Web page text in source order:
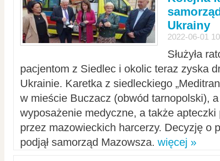
Ukrainy
2022-06-01
Służyła
pacjentom z Siedlec i okolic teraz zyska
Ukrainie. Karetka z siedleckiego
w mieście Buczacz (obwód tarnopolski),
wyposażenie medyczne, a także apteczki
przez mazowieckich harcerzy. Decyzję o
podjął samorząd Mazowsza. więcej »